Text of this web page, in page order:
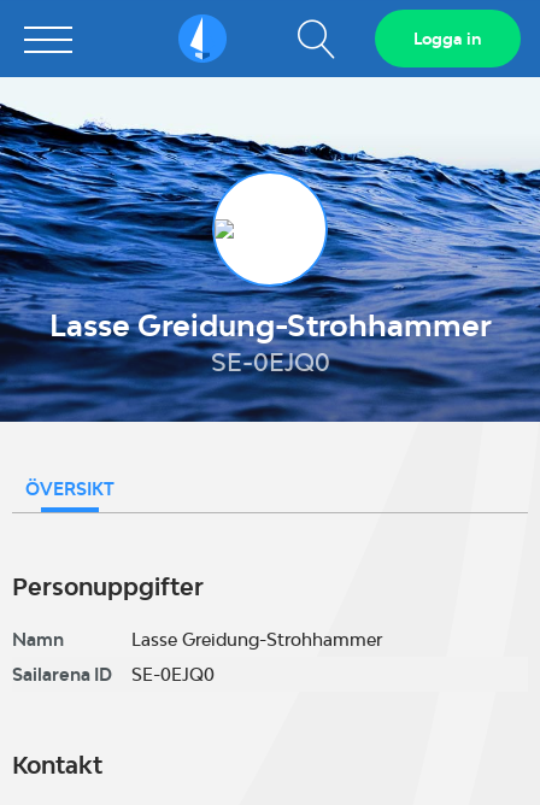
Sailarena Visa
sökfält
Logga in
Lasse Greidung-Strohhammer
SE-0EJQ0
ÖVERSIKT
Personuppgifter
Namn
Lasse Greidung-Strohhammer
Sailarena ID
SE-0EJQ0
Kontakt